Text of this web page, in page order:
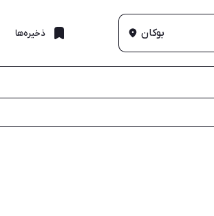
بوکان ذخیره‌ها